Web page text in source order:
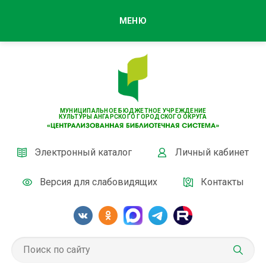
МУНИЦИПАЛЬНОЕ БЮДЖЕТНОЕ УЧРЕЖДЕНИЕ
КУЛЬТУРЫ АНГАРСКОГО ГОРОДСКОГО ОКРУГА
Электронный каталог Личный кабинет
Версия для слабовидящих Контакты
МЕНЮ